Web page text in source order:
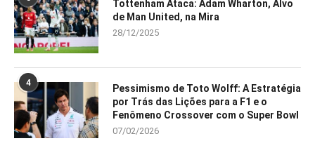
Tottenham Ataca: Adam Wharton, Alvo
de Man United, na Mira
28/12/2025
4
Pessimismo de Toto Wolff: A Estratégia
por Trás das Lições para a F1 e o
Fenômeno Crossover com o Super Bowl
07/02/2026